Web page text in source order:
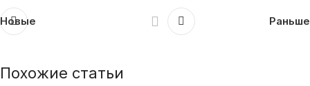
Новые Раньше
Похожие статьи